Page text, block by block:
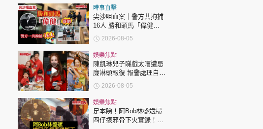
基謝賢
時事直擊
尖沙咀血案｜警方共拘捕
16人 勝和頭馬「偉健」
落網
2026-08-05
娛樂焦點
陳凱琳兒子睇戲太嘈遭忌
廉淋頭報復 報警處理自責
護子不力 歐錦棠陳倩揚齊
表態「媽媽有責任」
2026-08-05
娛樂焦點
足本睇！阿Bob林盛斌掃
四仔揼邪骨下火實錄！網